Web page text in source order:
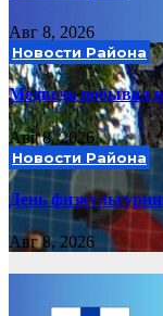
Авг 8, 2026
Новости Района
Медведь побывал
Авг 8, 2026
Новости Района
День
Авг 8, 2026